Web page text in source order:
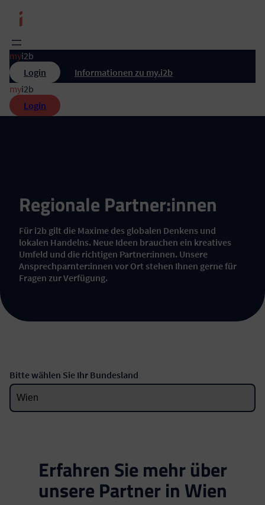
Inhalt
springen
myi2b
Login
Informationen zu my.i2b
myi2b
Login
Regionale Partner:innen
Für i2b gilt die Maxime des globalen Denkens und
lokalen Handelns. Neue Ideen brauchen ein kreatives
Umfeld und die richtigen Partner:innen. Unsere
Ansprechparnter:innen vor Ort stehen Ihnen gerne für
Fragen zur Verfügung.
Bitte wählen Sie Ihr Bundesland
Erfahren Sie mehr über
unsere Partner in Wien